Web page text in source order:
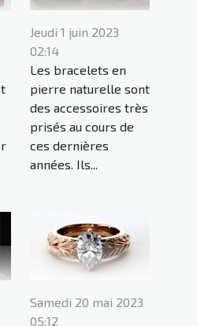
Jeudi 1 juin 2023
02:14
Les bracelets en
pierre naturelle sont
des accessoires très
prisés au cours de
ces dernières
années. Ils...
Samedi 20 mai 2023
05:12